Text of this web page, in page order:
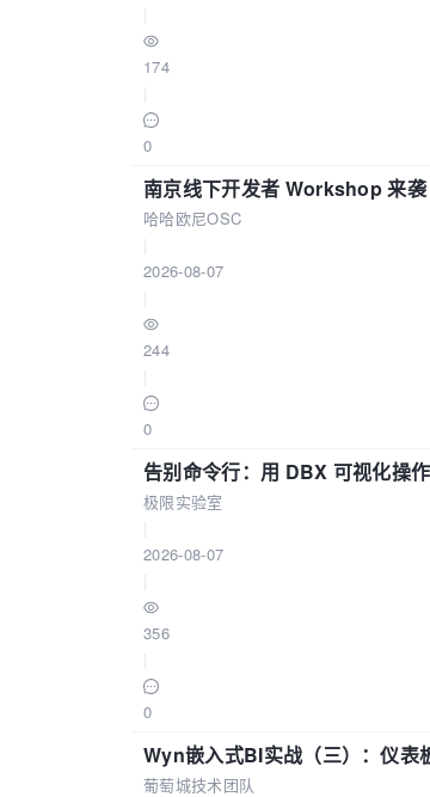
174
0
南京线下开发者 Workshop 来
哈哈欧尼OSC
2026-08-07
244
0
告别命令行：用 DBX 可视化操
极限实验室
2026-08-07
356
0
Wyn嵌入式BI实战（三）：仪表
葡萄城技术团队